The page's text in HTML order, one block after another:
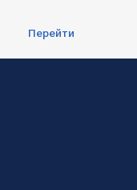
Перейти